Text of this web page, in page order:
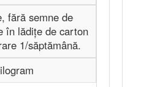
fără semne de
în lădițe de carton
1/săptămână.